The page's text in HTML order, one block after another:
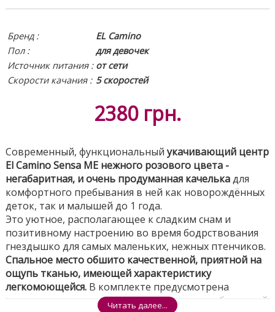
Бренд :
EL Camino
Пол :
для девочек
Источник питания : от сети
Скорости качания : 5 скоростей
2380 грн.
Современный, функциональный укачивающий центр
El Camino Sensa ME нежного розового цвета -
негабаритная, и очень продуманная качелькадля
комфортного пребывания в ней как новорождённых
деток, так и малышей до 1 года.
Это уютное, располагающее к сладким снам и
позитивному настроению во время бодрствования
гнездышко для самых маленьких, нежных птенчиков.
Спальное место обшито качественной, приятной на
ощупь тканью, имеющей характеристику
легкомоющейся.В комплекте предусмотрена
анатомическая полукруглая подушечка для бережной
Читать далее...